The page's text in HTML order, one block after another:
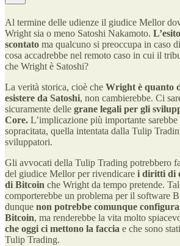
Al termine delle udienze il giudice Mellor
Wright sia o meno Satoshi Nakamoto.
scontato ma qualcuno si preoccupa in caso
cosa accadrebbe nel remoto caso in cui il
che Wright è Satoshi?
La verità storica, cioè che Wright è quanto
esistere da Satoshi, non cambierebbe. Ci
sicuramente delle grane legali per gli
Core. L’implicazione più importante
sopracitata, quella intentata dalla Tulip
sviluppatori.
Gli avvocati della Tulip Trading potrebbero
del giudice Mellor per rivendicare i diritti di
di Bitcoin che Wright da tempo pretende.
comporterebbe un problema per il software
dunque non potrebbe comunque
Bitcoin, ma renderebbe la vita molto
che oggi ci mettono la faccia e che sono
Tulip Trading.